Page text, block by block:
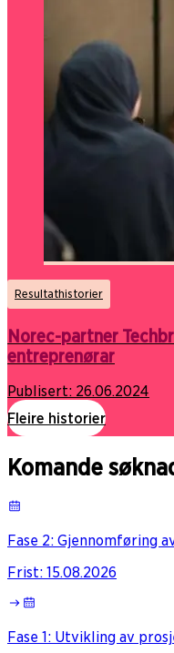
Resultathistorier
Norec-partner
entreprenørar
Publisert: 26.06.2024
Fleire historier
Komande
Fase 2: Gjennomføring
Frist: 15.08.2026
Fase 1: Utvikling av